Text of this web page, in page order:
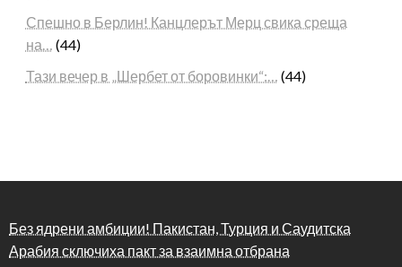
Спешно в Берлин! Канцлерът Мерц свика среща
на… (44)
Тази вечер в „Шербет от боровинки“:… (44)
Без ядрени амбиции! Пакистан, Турция и Саудитска
Арабия сключиха пакт за взаимна отбрана